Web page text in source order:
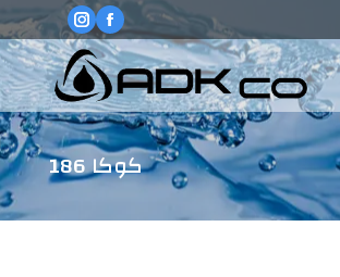
Facebook
page
opens
in
new
window
Instagram
page
opens
in
new
window كوكا 186
You are here: